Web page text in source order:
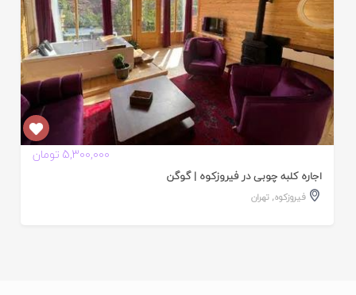
5,300,000 تومان
اجاره کلبه چوبی در فیروزکوه | گوگن
فیروزکوه,تهران